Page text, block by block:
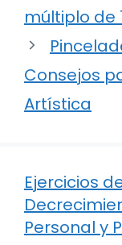
múltiplo de
Consejos
Artística
Ejercicios
Personal y